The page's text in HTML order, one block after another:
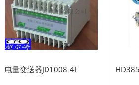
电量变送器JD1008-4I